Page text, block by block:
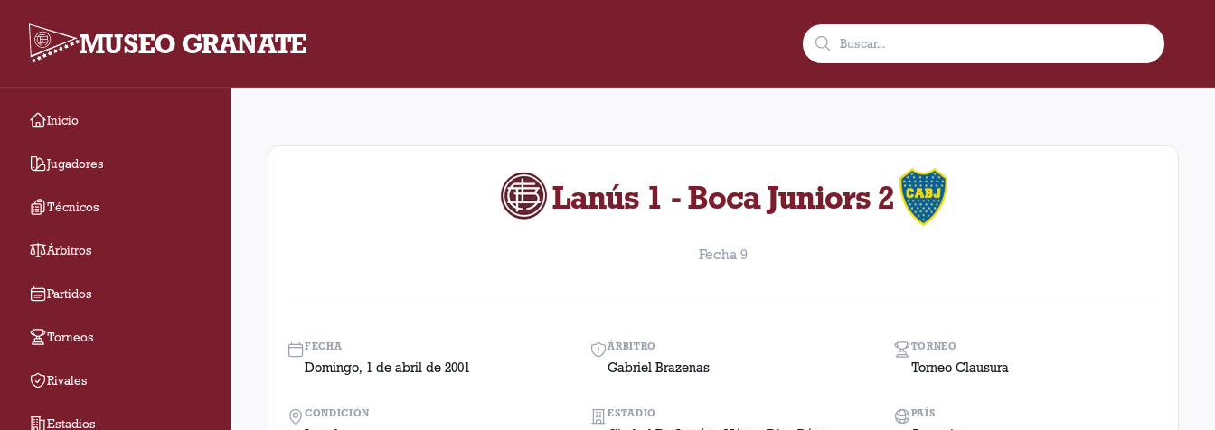
MUSEO GRANATE
Inicio
Jugadores
Técnicos
Árbitros
Partidos
Torneos
Rivales
Estadios
Fecha 9. Partido entre Lanús y Boca Juniors disputado el Domingo, 1 de abril de 2001 en condición de local en el estadio Ciudad De Lanús - Néstor
Lanús 1 - Boca Juniors 2
Fecha 9
FECHA
Domingo, 1 de abril de 2001
ÁRBITRO
Gabriel Brazenas
TORNEO
Torneo Clausura
CONDICIÓN ESTADIO PAÍS